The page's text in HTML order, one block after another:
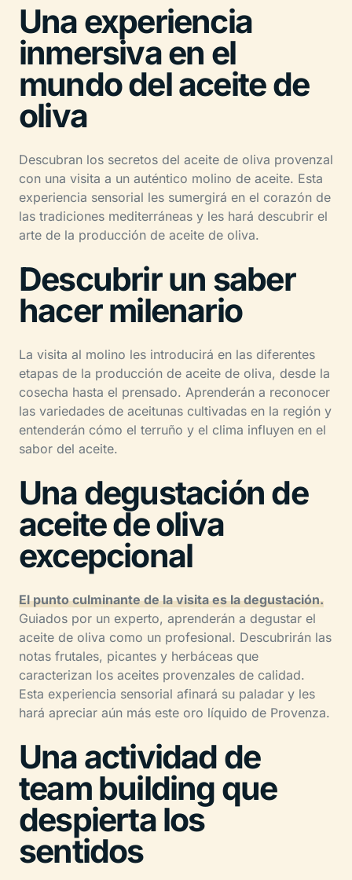
Una experiencia
inmersiva en el
mundo del aceite de
oliva
Descubran los secretos del aceite de oliva provenzal
con una visita a un auténtico molino de aceite. Esta
experiencia sensorial les sumergirá en el corazón de
las tradiciones mediterráneas y les hará descubrir el
arte de la producción de aceite de oliva.
Descubrir un saber
hacer milenario
La visita al molino les introducirá en las diferentes
etapas de la producción de aceite de oliva, desde la
cosecha hasta el prensado. Aprenderán a reconocer
las variedades de aceitunas cultivadas en la región y
entenderán cómo el terruño y el clima influyen en el
sabor del aceite.
Una degustación de
aceite de oliva
excepcional
El punto culminante de la visita es la degustación.
Guiados por un experto, aprenderán a degustar el
aceite de oliva como un profesional. Descubrirán las
notas frutales, picantes y herbáceas que
caracterizan los aceites provenzales de calidad.
Esta experiencia sensorial afinará su paladar y les
hará apreciar aún más este oro líquido de Provenza.
Una actividad de
team building que
despierta los
sentidos